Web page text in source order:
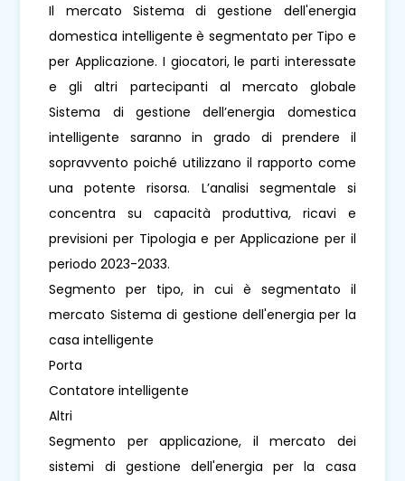
Il mercato Sistema di gestione dell'energia
domestica intelligente è segmentato per Tipo e
per Applicazione. I giocatori, le parti interessate
e gli altri partecipanti al mercato globale
Sistema di gestione dell’energia domestica
intelligente saranno in grado di prendere il
sopravvento poiché utilizzano il rapporto come
una potente risorsa. L’analisi segmentale si
concentra su capacità produttiva, ricavi e
previsioni per Tipologia e per Applicazione per il
periodo 2023-2033.
Segmento per tipo, in cui è segmentato il
mercato Sistema di gestione dell'energia per la
casa intelligente
Porta
Contatore intelligente
Altri
Segmento per applicazione, il mercato dei
sistemi di gestione dell'energia per la casa